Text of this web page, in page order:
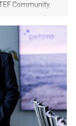
Community.